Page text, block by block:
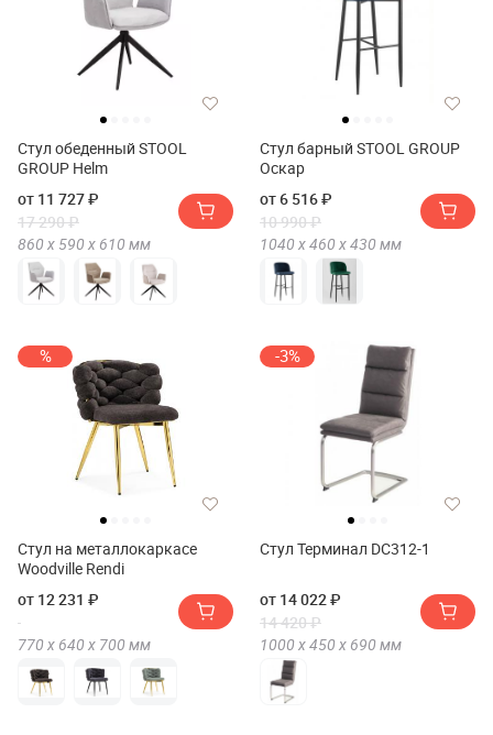
Стул обеденный STOOL
GROUP Helm
от 11 727 ₽
17 290 ₽
860 х 590 х 610 мм
Стул барный STOOL GROUP
Оскар
от 6 516 ₽
10 990 ₽
1040 х460 х430 мм
%
Стул на металлокаркасе
Woodville Rendi
от 12 231 ₽
770 х 640 х 700 мм
-3%
Стул Терминал DC312-1
от 14 022 ₽
14 420 ₽
1000 х450 х 690 мм